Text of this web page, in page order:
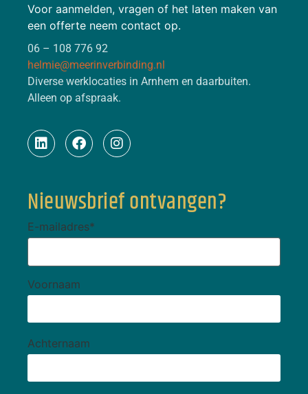
Voor aanmelden, vragen of het laten maken van
een offerte neem contact op.
06 – 108 776 92
helmie@meerinverbinding.nl
Diverse werklocaties in Arnhem en daarbuiten.
Alleen op afspraak.
Nieuwsbrief ontvangen?
E-mailadres*
Voornaam
Achternaam